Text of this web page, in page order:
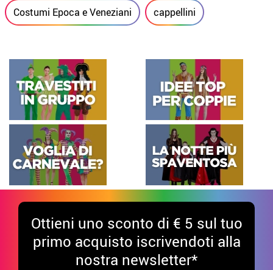
Costumi Epoca e Veneziani cappellini
Ottieni uno sconto di € 5 sul tuo
primo acquisto iscrivendoti alla
nostra newsletter*